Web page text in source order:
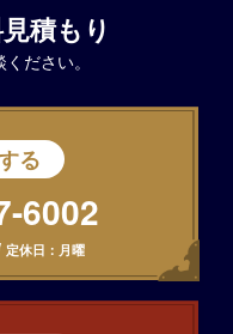
積もり
ださい。
る
6002
定休日：月曜